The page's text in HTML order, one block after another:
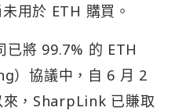
用於 ETH 購買。
將 99.7% 的 ETH
）協議中，自 6 月 2
來，SharpLink 已賺取